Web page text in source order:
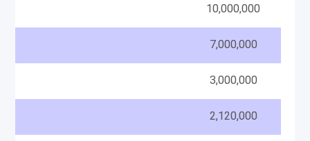
10,000,000
7,000,000
3,000,000
2,120,000